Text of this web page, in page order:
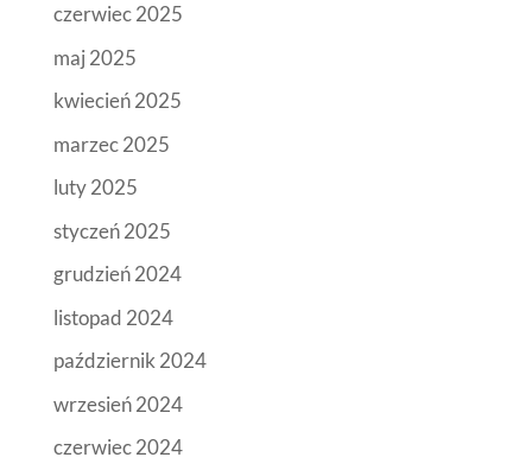
czerwiec 2025
maj 2025
kwiecień 2025
marzec 2025
luty 2025
styczeń 2025
grudzień 2024
listopad 2024
październik 2024
wrzesień 2024
czerwiec 2024